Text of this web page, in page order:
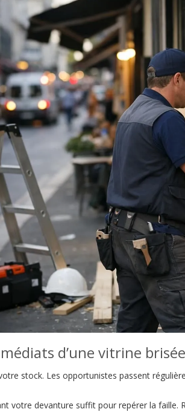
d’une vitrine
stock. Les opportunistes passent
votre devanture suffit pour repérer la faille.